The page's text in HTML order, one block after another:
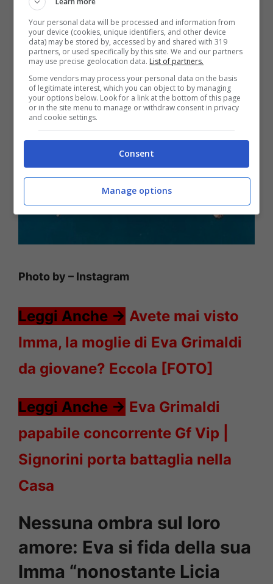
amore che oggi è più forte che mai e che sta
andando a gonfie vele, verso il secondo anno
di matrimonio.
Photo by – Instagram
Leggi Anche -> Avete mai visto
Imma, la moglie di Eva Grimaldi
da giovane? Eccola [FOTO]
Leggi Anche -> Eva Grimaldi
papabile concorrente Gf Vip |
Signorini porta battaglia nella
Casa
Nessuna ombra sul loro
amore: Eva si fida della sua
Imma “nonostante Licia
Your personal data will be processed and information from
your device (cookies, unique identifiers, and other device
data) may be stored by, accessed by and shared with 319
partners, or used specifically by this site. We and our partners
may use precise geolocation data. List of partners.
Some vendors may process your personal data on the basis
of legitimate interest, which you can object to by managing
your options below. Look for a link at the bottom of this page
or in the site menu to manage or withdraw consent in privacy
and cookie settings.
Consent
Manage options